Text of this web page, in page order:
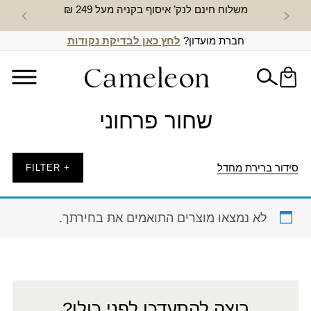
משלוח חינם לנק’ איסוף בקניה מעל 249 ₪ חדש
חברת מועדון? לחץ כאן לבדיקת נקודות
שחור פרחוני
סידור ברירת מחדל + FILTER
לא נמצאו מוצרים התואמים את בחירתך.